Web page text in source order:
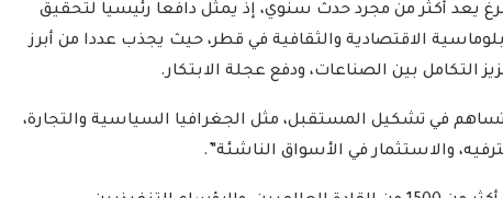
يعد أكثر من مجرد حدث سنوي، إذ يمثل دافعا رئيسيا لتحقيق
منصات الدبلوماسية الاقتصادية والثقافية في قطر، حيث يجذب عددا من أبرز
التكامل بين الصناعات، ودفع عجلة الابتكار.
تساهم في تشكيل المستقبل، مثل الجغرافيا السياسية والتجارة،
والاستثمار في الأسواق الناشئة”.